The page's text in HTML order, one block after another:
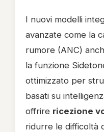
I nuovi modelli
avanzate come la
rumore (ANC)
la funzione
ottimizzato per
basati su
offrire ricezione
ridurre le difficoltà